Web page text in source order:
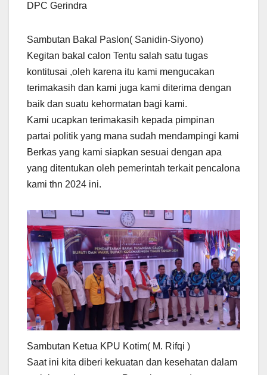
DPC Gerindra
Sambutan Bakal Paslon( Sanidin-Siyono)
Kegitan bakal calon Tentu salah satu tugas
kontitusai ,oleh karena itu kami mengucakan
terimakasih dan kami juga kami diterima dengan
baik dan suatu kehormatan bagi kami.
Kami ucapkan terimakasih kepada pimpinan
partai politik yang mana sudah mendampingi kami
Berkas yang kami siapkan sesuai dengan apa
yang ditentukan oleh pemerintah terkait pencalona
kami thn 2024 ini.
Sambutan Ketua KPU Kotim( M. Rifqi )
Saat ini kita diberi kekuatan dan kesehatan dalam